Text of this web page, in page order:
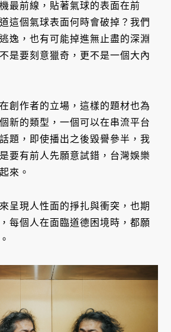
最前線，貼著氣球的表面在前
這個氣球表面何時會破掉？我們
逸，也有可能掉進無止盡的深淵
是要刻意獵奇，更不是一個大內
創作者的立場，這樣的題材也為
新的類型，一個可以在串流平台
題，即使播出之後毀譽參半，我
要有前人先願意試錯，台灣娛樂
來。
呈現人性面的掙扎與衝突，也期
每個人在面臨道德困境時，都願